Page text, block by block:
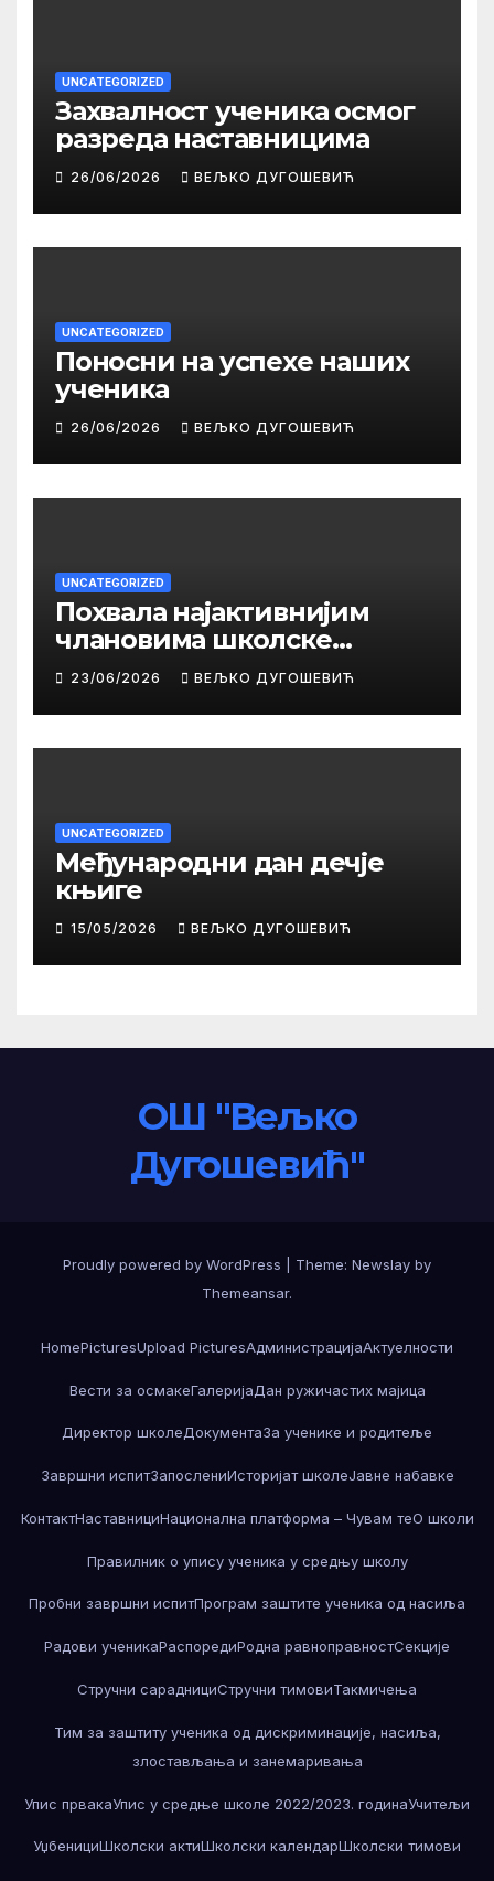
UNCATEGORIZED
Захвалност ученика осмог
разреда наставницима
26/06/2026 ВЕЉКО ДУГОШЕВИЋ
UNCATEGORIZED
Поносни на успехе наших
ученика
26/06/2026 ВЕЉКО ДУГОШЕВИЋ
UNCATEGORIZED
Похвала најактивнијим
члановима школске
библиотеке
23/06/2026 ВЕЉКО ДУГОШЕВИЋ
UNCATEGORIZED
Међународни дан дечје
књиге
15/05/2026 ВЕЉКО ДУГОШЕВИЋ
ОШ "Вељко
Дугошевић"
Proudly powered by WordPress Theme: Newslay by
Themeansar.
HomePicturesUpload PicturesАдминистрацијаАктуелности
Вести за осмакеГалеријаДан ружичастих мајица
Директор школеДокументаЗа ученике и родитеље
Завршни испитЗапослениИсторијат школеЈавне набавке
КонтактНаставнициНационална платформа – Чувам теО школи
Правилник о упису ученика у средњу школу
Пробни завршни испитПрограм заштите ученика од насиља
Радови ученикаРаспоредиРодна равноправностСекције
Стручни сараднициСтручни тимовиТакмичења
Тим за заштиту ученика од дискриминације, насиља,
злостављања и занемаривања
Упис првакаУпис у средње школе 2022/2023. годинаУчитељи
УџбенициШколски актиШколски календарШколски тимови